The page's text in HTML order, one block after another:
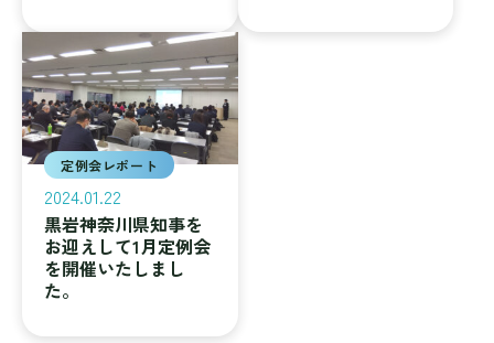
定例会レポート
2024.01.22
黒岩神奈川県知事を
お迎えして1月定例会
を開催いたしまし
た。